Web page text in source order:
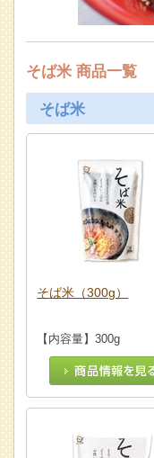
そば米 商品一覧
そば米
そば米（300g）
【内容量】300g